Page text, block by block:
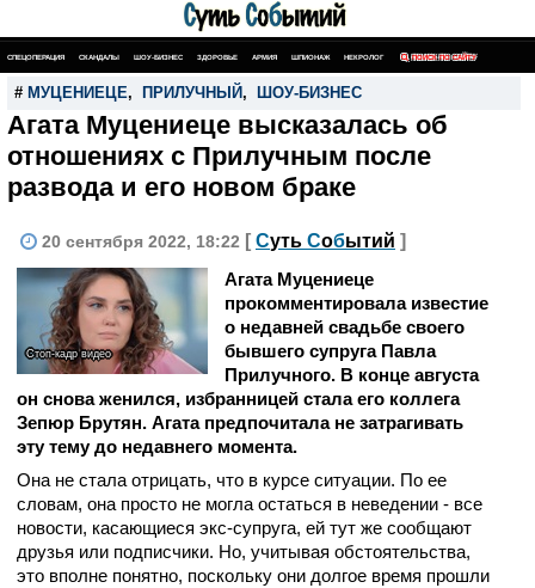
СПЕЦОПЕРАЦИЯ СКАНДАЛЫ ШОУ-БИЗНЕС ЗДОРОВЬЕ АРМИЯ ШПИОНАЖ НЕКРОЛОГ ПОИСК ПО САЙТУ
# МУЦЕНИЕЦЕ, ПРИЛУЧНЫЙ , ШОУ-БИЗНЕС
Агата Муцениеце высказалась об
отношениях с Прилучным после
развода и его новом браке
20 сентября 2022, 18:22 [ Суть Событий ]
Стоп-кадр видео
Агата Муцениеце
прокомментировала известие
о недавней свадьбе своего
бывшего супруга Павла
Прилучного. В конце августа
он снова женился, избранницей стала его коллега
Зепюр Брутян. Агата предпочитала не затрагивать
эту тему до недавнего момента.
Она не стала отрицать, что в курсе ситуации. По ее
словам, она просто не могла остаться в неведении - все
новости, касающиеся экс-супруга, ей тут же сообщают
друзья или подписчики. Но, учитывая обстоятельства,
это вполне понятно, поскольку они долгое время прошли